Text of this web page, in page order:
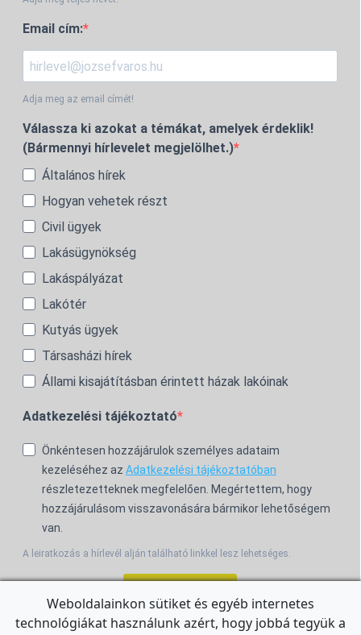
Email cím:
Adja meg az email címét!
Válassza ki azokat a témákat, amelyek érdeklik!
(Bármennyi hírlevelet megjelölhet.)
Általános hírek
Hogyan vehetek részt
Civil ügyek
Lakásügynökség
Lakáspályázat
Lakótér
Kutyás ügyek
Társasházi hírek
Állami kisajátításban érintett házak lakóinak
Adatkezelési tájékoztató
Önkéntesen hozzájárulok személyes adataim
kezeléséhez az Adatkezelési tájékoztatóban
részletezetteknek megfelelően. Megértettem, hogy
hozzájárulásom visszavonására bármikor lehetőségem
van.
A leiratkozás a hírlevél alján található linkkel lesz lehetséges.
Weboldalainkon sütiket és egyéb internetes
technológiákat használunk azért, hogy jobbá tegyük a